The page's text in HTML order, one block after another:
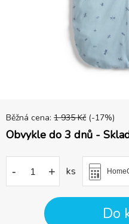
Běžná cena: 1 935 Kč (-17%)
Obvykle do 3 dnů -
- + ks
Do